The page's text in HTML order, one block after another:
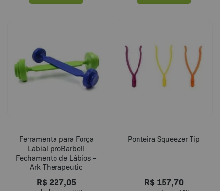
Ferramenta para Força
Labial proBarbell
Fechamento de Lábios –
Ark Therapeutic
R$227,05
Ponteira Squeezer Tip
R$157,70